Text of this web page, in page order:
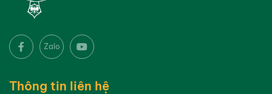
Zalo
Thông tin liên hệ